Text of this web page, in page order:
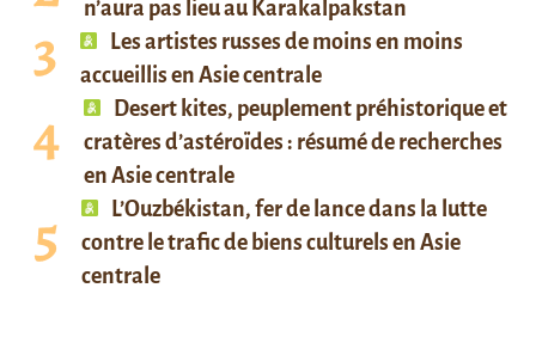
n’aura pas lieu au Karakalpakstan
Les artistes russes de moins en moins
accueillis en Asie centrale
Desert kites, peuplement préhistorique et
cratères d’astéroïdes : résumé de recherches
en Asie centrale
L’Ouzbékistan, fer de lance dans la lutte
contre le trafic de biens culturels en Asie
centrale